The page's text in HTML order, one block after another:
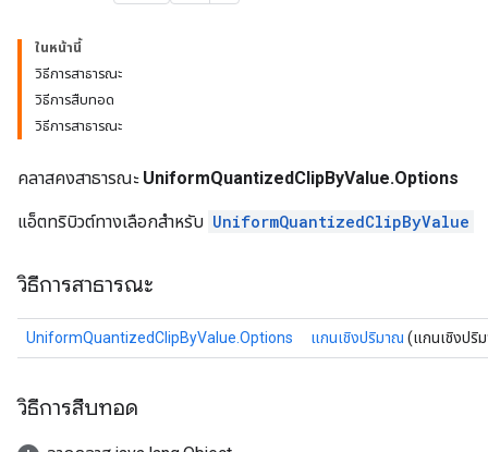
ในหน้านี้
วิธีการสาธารณะ
วิธีการสืบทอด
วิธีการสาธารณะ
คลาสคงสาธารณะ UniformQuantizedClipByValue.Options
แอ็ตทริบิวต์ทางเลือกสำหรับ UniformQuantizedClipByValue
วิธีการสาธารณะ
UniformQuantizedClipByValue.Options แกนเชิงปริมาณ (แกนเชิงปริ
วิธีการสืบทอด